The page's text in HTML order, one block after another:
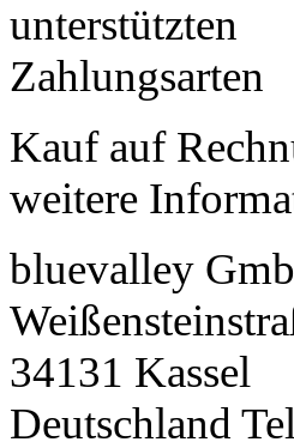
Kauf auf
weitere
bluevalley
34131 Kassel
Deutschland